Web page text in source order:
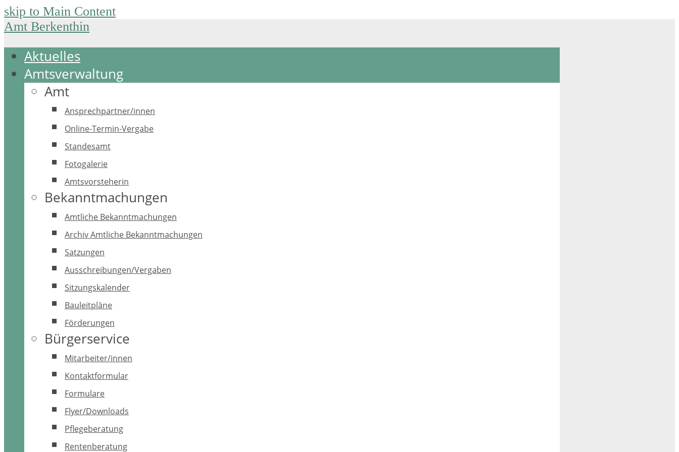
skip to Main Content
Amt Berkenthin
Aktuelles
Amtsverwaltung
Amt
Ansprechpartner/innen
Online-Termin-Vergabe
Standesamt
Fotogalerie
Amtsvorsteherin
Bekanntmachungen
Amtliche Bekanntmachungen
Archiv Amtliche Bekanntmachungen
Satzungen
Ausschreibungen/Vergaben
Sitzungskalender
Bauleitpläne
Förderungen
Bürgerservice
Mitarbeiter/innen
Kontaktformular
Formulare
Flyer/Downloads
Pflegeberatung
Rentenberatung